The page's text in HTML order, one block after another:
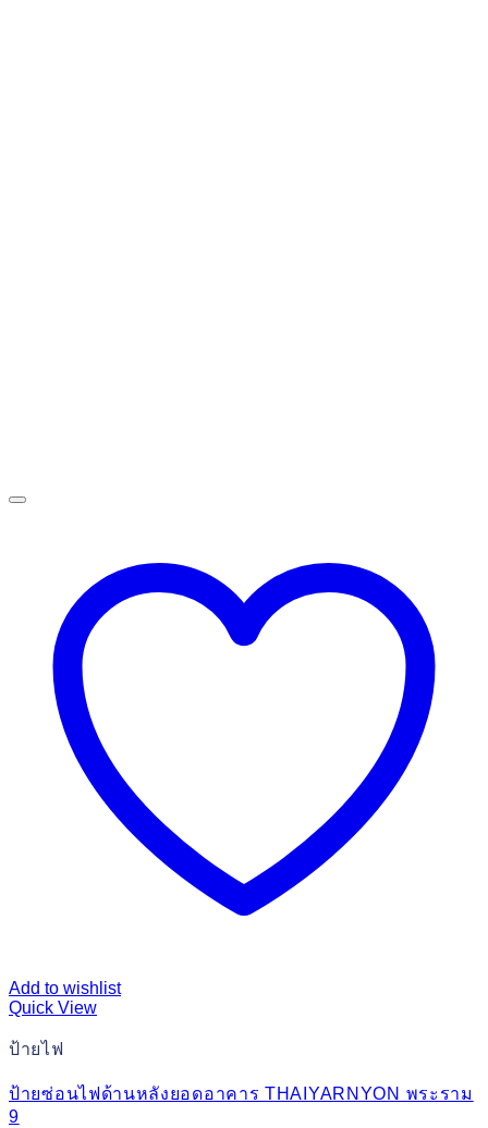
Add to wishlist
Quick View
ป้ายไฟ
ป้ายซ่อนไฟด้านหลังยอดอาคาร THAIYARNYON พระราม
9